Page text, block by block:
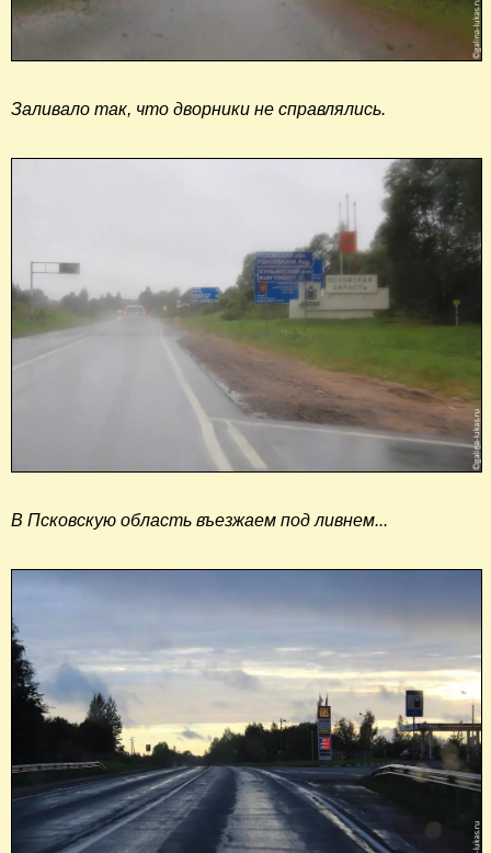
Заливало так, что дворники не справлялись.
В Псковскую область въезжаем под ливнем...